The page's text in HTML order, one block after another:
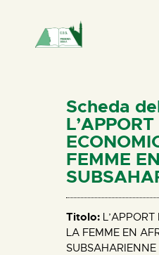
HOME
CHI SIAMO
NEWS
PERCORSI
BIBLIOTECA
ELISA
CONTATTI
Scheda
L’APPORT
FEMME
Titolo:
LA FEMME EN
SUBSAHARIENNE